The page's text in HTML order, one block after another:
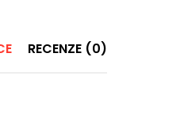
RECENZE (0)